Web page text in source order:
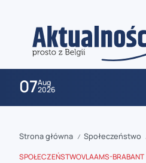
07Aug
2026
Strona główna / Społeczeństwo
SPOŁECZEŃSTWOVLAAMS-BRABANT